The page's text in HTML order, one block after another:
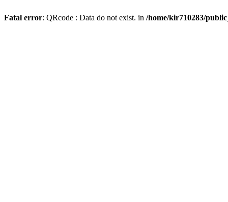
Fatal error: QRcode : Data do not exist. in /home/kir710283/